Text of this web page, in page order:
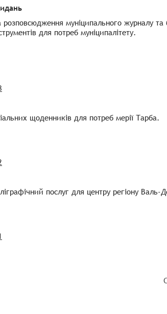
муніципального журналу
для потреб муніципалітету.
щоденників для потреб мерії Тарба.
послуг для центру регіону Валь-